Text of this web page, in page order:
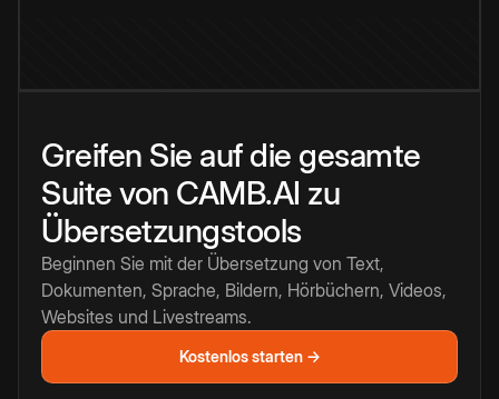
Greifen Sie auf die gesamte
Suite von CAMB.AI zu
Übersetzungstools
Beginnen Sie mit der Übersetzung von Text,
Dokumenten, Sprache, Bildern, Hörbüchern, Videos,
Websites und Livestreams.
Kostenlos starten →